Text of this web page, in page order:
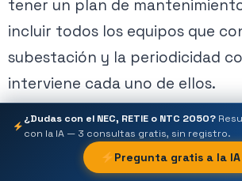
tener un plan de
incluir todos los equipos que
subestación y la periodicidad
interviene cada uno de ellos.
Para transformadores de media
tipo poste y de tipo pedestal, el
¿Dudas con el NEC, RETIE o NTC 2050?
con la IA — 3 consultas gratis, sin registro.
Pregunta gratis a la